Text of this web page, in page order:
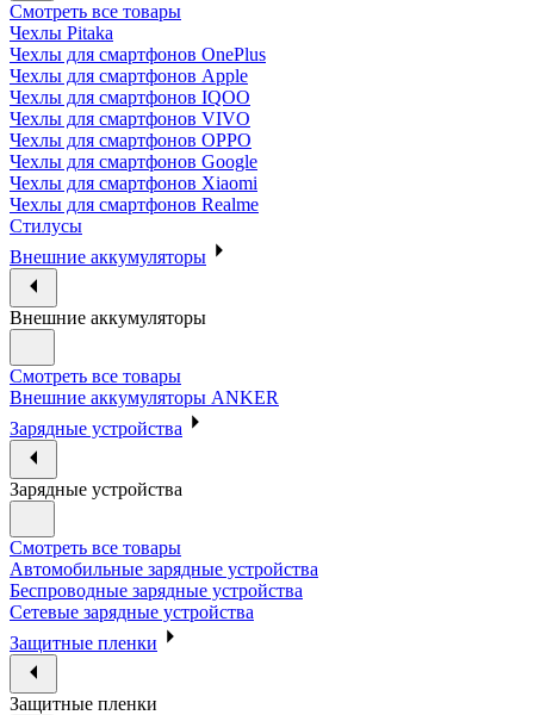
Смотреть все товары
Чехлы Pitaka
Чехлы для смартфонов OnePlus
Чехлы для смартфонов Apple
Чехлы для смартфонов IQOO
Чехлы для смартфонов VIVO
Чехлы для смартфонов OPPO
Чехлы для смартфонов Google
Чехлы для смартфонов Xiaomi
Чехлы для смартфонов Realme
Стилусы
Внешние аккумуляторы
Внешние аккумуляторы
Смотреть все товары
Внешние аккумуляторы ANKER
Зарядные устройства
Зарядные устройства
Смотреть все товары
Автомобильные зарядные устройства
Беспроводные зарядные устройства
Сетевые зарядные устройства
Защитные пленки
Защитные пленки